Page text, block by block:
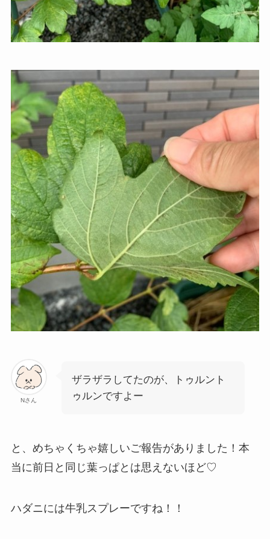
Nさん
ザラザラしてたのが、トゥルント
ゥルンですよー
と、めちゃくちゃ嬉しいご報告がありました！本
当に前日と同じ葉っぱとは思えないほど♡
ハダニには牛乳スプレーですね！！